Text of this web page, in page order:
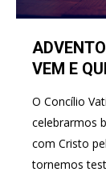
VEM E
O Concílio
celebrarmos
com Cristo
tornemos